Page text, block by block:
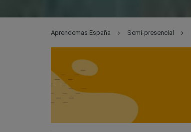
Aprendemas España Semi-presencial